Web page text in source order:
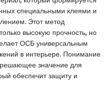
специальными клеями и
Этот метод
высокую прочность, но
ОСБ универсальным
в интерьере. Понимание
значение для
обеспечит защиту и